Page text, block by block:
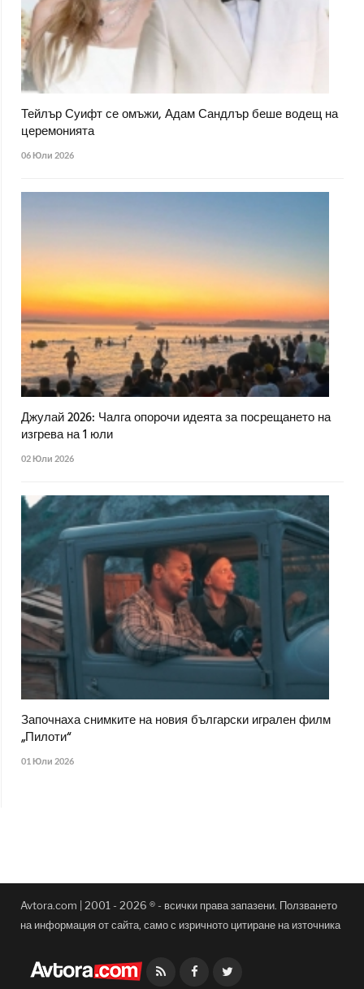
Тейлър Суифт се омъжи, Адам Сандлър беше водещ на
церемонията
06 Юли 2026
Джулай 2026: Чалга опорочи идеята за посрещането на
изгрева на 1 юли
02 Юли 2026
Започнаха снимките на новия български игрален филм
„Пилоти“
01 Юли 2026
Avtora.com | 2001 - 2026 ® - всички права запазени. Ползването
на информация от сайта, само с изричното цитиране на източника
Facebook